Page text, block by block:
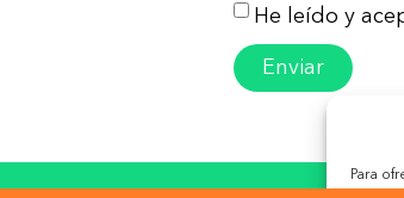
Para
He leído y
Enviar